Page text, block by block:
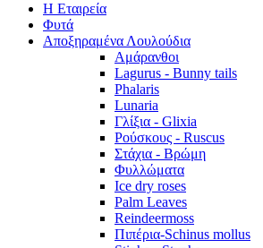
Η Εταιρεία
Φυτά
Αποξηραμένα Λουλούδια
Αμάρανθοι
Lagurus - Bunny tails
Phalaris
Lunaria
Γλίξια - Glixia
Ρούσκους - Ruscus
Στάχια - Βρώμη
Φυλλώματα
Ice dry roses
Palm Leaves
Reindeermoss
Πιπέρια-Schinus mollus